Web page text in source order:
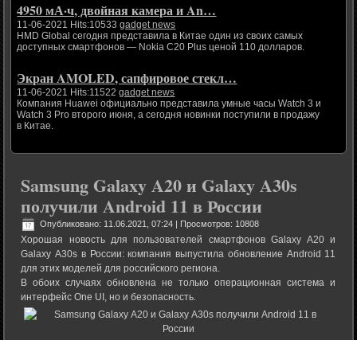
4950 мА·ч, двойная камера и An…
11-06-2021 Hits:10533gadget news
HMD Global сегодня представила в Китае один из своих самых
доступных смартфонов — Nokia C20 Plus ценой 110 долларов.
Экран AMOLED, сапфировое стекл…
11-06-2021 Hits:11522gadget news
Компания Huawei официально представила умные часы Watch 3 и
Watch 3 Pro второго июня, а сегодня новинки поступили в продажу
в Китае.
Samsung Galaxy A20 и Galaxy A30s
получили Android 11 в России
Опубликовано: 11.06.2021, 07:24 | Просмотров: 10808
Хорошая новость для пользователей смартфонов Galaxy A20 и
Galaxy A30s в России: компания выпустила обновление Android 11
для этих моделей для российского региона.
В обоих случаях обновлена не только операционная система и
интерфейс One UI, но и безопасность.